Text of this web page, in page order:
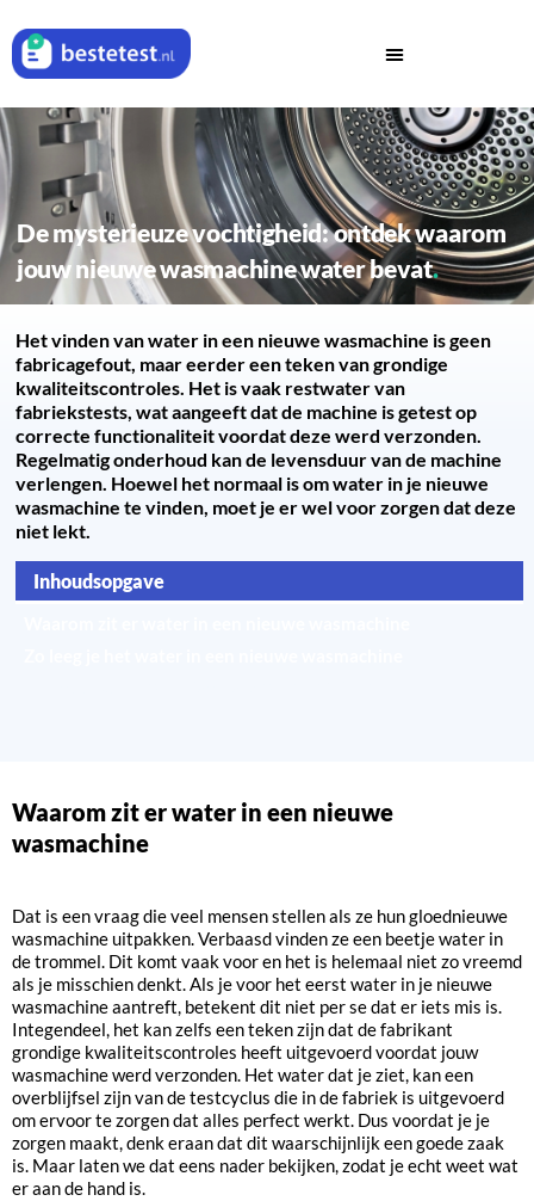
De mysterieuze vochtigheid: ontdek waarom
jouw nieuwe wasmachine water bevat
Het vinden van water in een nieuwe wasmachine is geen
fabricagefout, maar eerder een teken van grondige
kwaliteitscontroles. Het is vaak restwater van
fabriekstests, wat aangeeft dat de machine is getest op
correcte functionaliteit voordat deze werd verzonden.
Regelmatig onderhoud kan de levensduur van de machine
verlengen. Hoewel het normaal is om water in je nieuwe
wasmachine te vinden, moet je er wel voor zorgen dat deze
niet lekt.
Inhoudsopgave
Waarom zit er water in een nieuwe
wasmachine
Dat is een vraag die veel mensen stellen als ze hun gloednieuwe
wasmachine uitpakken. Verbaasd vinden ze een beetje water in
de trommel. Dit komt vaak voor en het is helemaal niet zo vreemd
als je misschien denkt. Als je voor het eerst water in je nieuwe
wasmachine aantreft, betekent dit niet per se dat er iets mis is.
Integendeel, het kan zelfs een teken zijn dat de fabrikant
grondige kwaliteitscontroles heeft uitgevoerd voordat jouw
wasmachine werd verzonden. Het water dat je ziet, kan een
overblijfsel zijn van de testcyclus die in de fabriek is uitgevoerd
om ervoor te zorgen dat alles perfect werkt. Dus voordat je je
zorgen maakt, denk eraan dat dit waarschijnlijk een goede zaak
is. Maar laten we dat eens nader bekijken, zodat je echt weet wat
er aan de hand is.